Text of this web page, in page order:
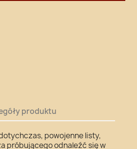
produktu
powojenne listy,
próbującego odnaleźć się w